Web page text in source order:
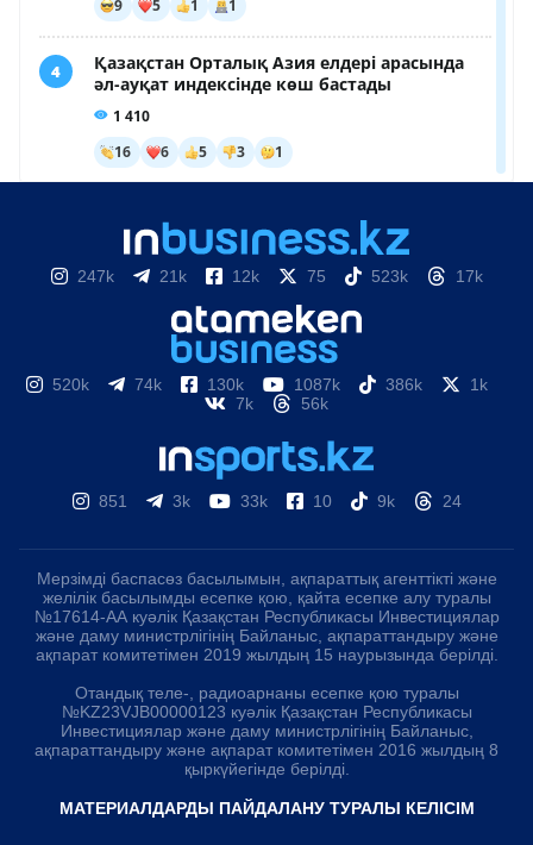
247k 21k 12k 75 523k 17k
520k 74k 130k 1087k 386k
1k
7k
56k
851 3k 33k 10 9k 24
Мерзімді баспасөз басылымын, ақпараттық агенттікті және
желілік басылымды есепке қою, қайта есепке алу туралы
№17614-АА куәлік Қазақстан Республикасы Инвестициялар
және даму министрлігінің Байланыс, ақпараттандыру және
ақпарат комитетімен 2019 жылдың 15 наурызында берілді.
Отандық теле-, радиоарнаны есепке қою туралы
№KZ23VJB00000123 куәлік Қазақстан Республикасы
Инвестициялар және даму министрлігінің Байланыс,
ақпараттандыру және ақпарат комитетімен 2016 жылдың 8
қыркүйегінде берілді.
МАТЕРИАЛДАРДЫ ПАЙДАЛАНУ ТУРАЛЫ КЕЛІСІМ